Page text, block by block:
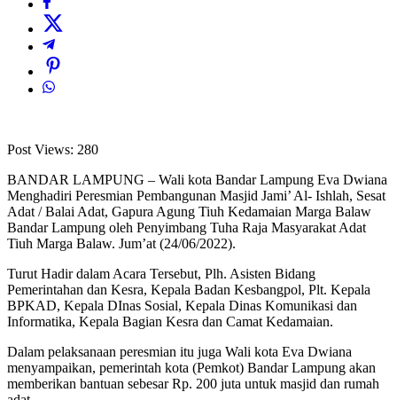
Post Views: 280
BANDAR LAMPUNG – Wali kota Bandar Lampung Eva Dwiana
Menghadiri Peresmian Pembangunan Masjid Jami’ Al- Ishlah, Sesat
Adat / Balai Adat, Gapura Agung Tiuh Kedamaian Marga Balaw
Bandar Lampung oleh Penyimbang Tuha Raja Masyarakat Adat
Tiuh Marga Balaw. Jum’at (24/06/2022).
Turut Hadir dalam Acara Tersebut, Plh. Asisten Bidang
Pemerintahan dan Kesra, Kepala Badan Kesbangpol, Plt. Kepala
BPKAD, Kepala DInas Sosial, Kepala Dinas Komunikasi dan
Informatika, Kepala Bagian Kesra dan Camat Kedamaian.
Dalam pelaksanaan peresmian itu juga Wali kota Eva Dwiana
menyampaikan, pemerintah kota (Pemkot) Bandar Lampung akan
memberikan bantuan sebesar Rp. 200 juta untuk masjid dan rumah